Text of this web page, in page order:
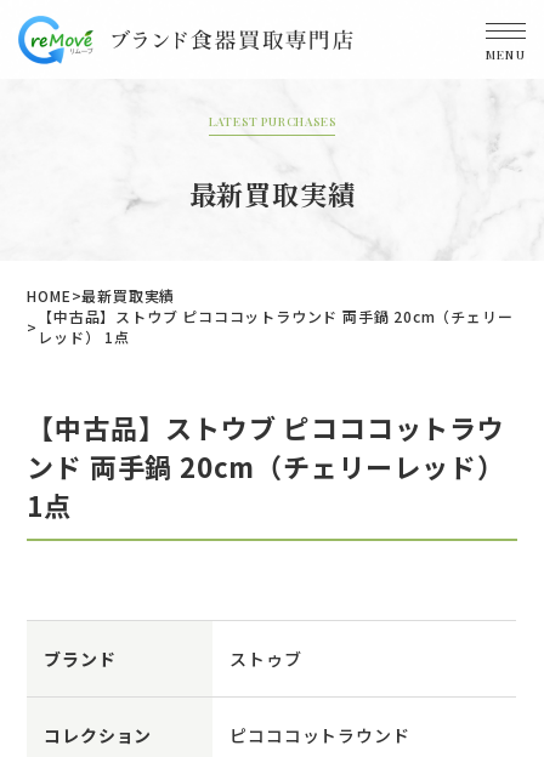
MENU
LATEST PURCHASES
最新買取実績
HOME
最新買取実績
【中古品】ストウブ ピコココットラウンド 両手鍋 20cm（チェリー
レッド） 1点
【中古品】ストウブ ピコココットラウ
ンド 両手鍋 20cm（チェリーレッド）
1点
ブランド ストゥブ
コレクション ピコココットラウンド